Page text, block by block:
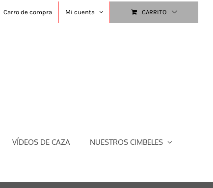
Carro de compra Mi cuenta CARRITO
VÍDEOS DE CAZA NUESTROS CIMBELES